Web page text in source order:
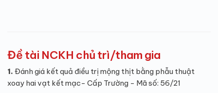
Đề tài NCKH chủ trì/tham gia
1. Đánh giá kết quả điều trị mộng thịt bằng phẫu thuật
xoay hai vạt kết mạc- Cấp Trường - Mã số: 56/21